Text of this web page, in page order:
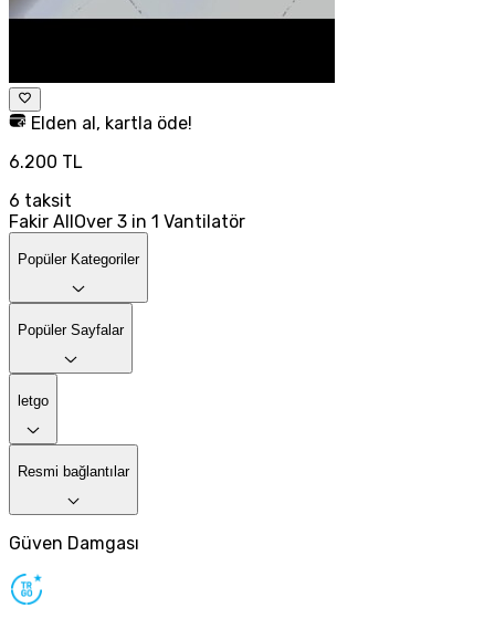
Elden al, kartla öde!
6.200 TL
6 taksit
Fakir AllOver 3 in 1 Vantilatör
Popüler Kategoriler
Popüler Sayfalar
letgo
Resmi bağlantılar
Güven Damgası